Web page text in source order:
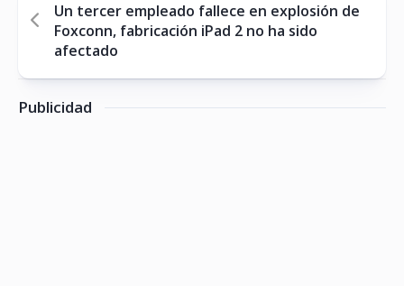
Un tercer empleado fallece en explosión de
Foxconn, fabricación iPad 2 no ha sido
afectado
Publicidad